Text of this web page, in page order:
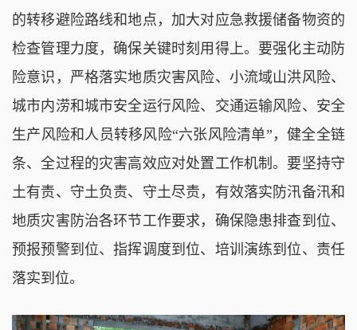
的转移避险路线和地点，加大对应急救援储备物资的
检查管理力度，确保关键时刻用得上。要强化主动防
险意识，严格落实地质灾害风险、小流域山洪风险、
城市内涝和城市安全运行风险、交通运输风险、安全
生产风险和人员转移风险“六张风险清单”，健全全链
条、全过程的灾害高效应对处置工作机制。要坚持守
土有责、守土负责、守土尽责，有效落实防汛备汛和
地质灾害防治各环节工作要求，确保隐患排查到位、
预报预警到位、指挥调度到位、培训演练到位、责任
落实到位。